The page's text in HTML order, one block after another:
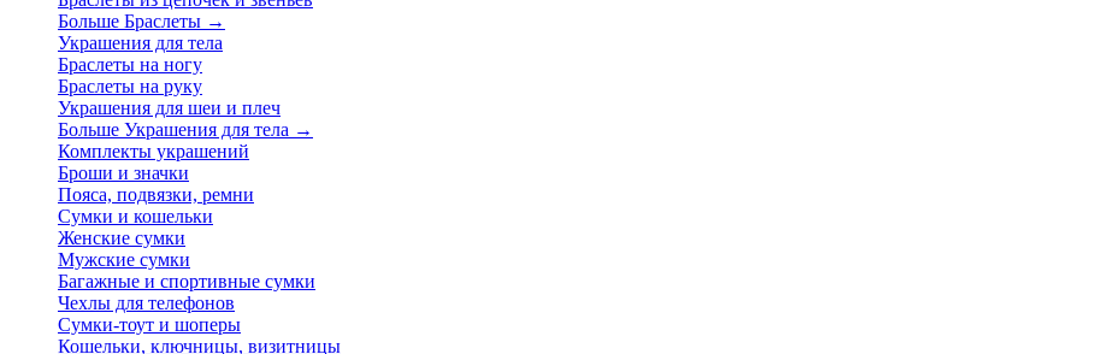
Больше Браслеты →
Украшения для тела
Браслеты на ногу
Браслеты на руку
Украшения для шеи и плеч
Больше Украшения для тела →
Комплекты украшений
Броши и значки
Пояса, подвязки, ремни
Сумки и кошельки
Женские сумки
Мужские сумки
Багажные и спортивные сумки
Чехлы для телефонов
Сумки-тоут и шоперы
Кошельки, ключницы, визитницы